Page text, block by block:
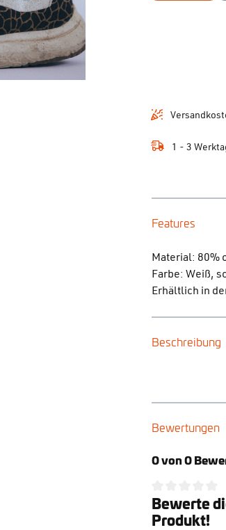
1 - 3
Features
Material: 80%
Farbe: Weiß,
Erhältlich in
Beschreibung
Bewertungen
0 von 0
Bewerte
Produkt!